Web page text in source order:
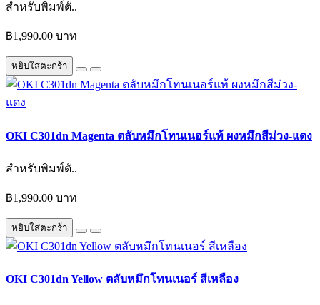
สำหรับพิมพ์ตั..
฿1,990.00 บาท
หยิบใส่ตะกร้า
OKI C301dn Magenta ตลับหมึกโทนเนอร์แท้ ผงหมึกสีม่วง-แดง
สำหรับพิมพ์ตั..
฿1,990.00 บาท
หยิบใส่ตะกร้า
OKI C301dn Yellow ตลับหมึกโทนเนอร์ สีเหลือง